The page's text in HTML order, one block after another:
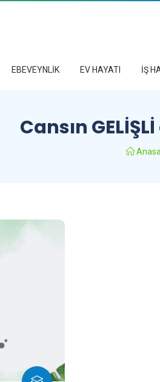
EBEVEYNLİK EV HAYATI İŞ
Cansın